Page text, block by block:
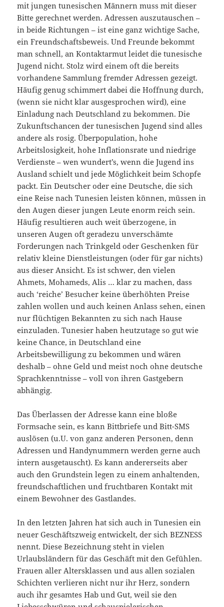
mit jungen tunesischen Männern muss mit dieser
Bitte gerechnet werden. Adressen auszutauschen –
in beide Richtungen – ist eine ganz wichtige Sache,
ein Freundschaftsbeweis. Und Freunde bekommt
man schnell, an Kontaktarmut leidet die tunesische
Jugend nicht. Stolz wird einem oft die bereits
vorhandene Sammlung fremder Adressen gezeigt.
Häufig genug schimmert dabei die Hoffnung durch,
(wenn sie nicht klar ausgesprochen wird), eine
Einladung nach Deutschland zu bekommen. Die
Zukunftschancen der tunesischen Jugend sind alles
andere als rosig. Überpopulation, hohe
Arbeitslosigkeit, hohe Inflationsrate und niedrige
Verdienste – wen wundert’s, wenn die Jugend ins
Ausland schielt und jede Möglichkeit beim Schopfe
packt. Ein Deutscher oder eine Deutsche, die sich
eine Reise nach Tunesien leisten können, müssen in
den Augen dieser jungen Leute enorm reich sein.
Häufig resultieren auch weit überzogene, in
unseren Augen oft geradezu unverschämte
Forderungen nach Trinkgeld oder Geschenken für
relativ kleine Dienstleistungen (oder für gar nichts)
aus dieser Ansicht. Es ist schwer, den vielen
Ahmets, Mohameds, Alis … klar zu machen, dass
auch ‘reiche’ Besucher keine überhöhten Preise
zahlen wollen und auch keinen Anlass sehen, einen
nur flüchtigen Bekannten zu sich nach Hause
einzuladen. Tunesier haben heutzutage so gut wie
keine Chance, in Deutschland eine
Arbeitsbewilligung zu bekommen und wären
deshalb – ohne Geld und meist noch ohne deutsche
Sprachkenntnisse – voll von ihren Gastgebern
abhängig.
Das Überlassen der Adresse kann eine bloße
Formsache sein, es kann Bittbriefe und Bitt-SMS
auslösen (u.U. von ganz anderen Personen, denn
Adressen und Handynummern werden gerne auch
intern ausgetauscht). Es kann andererseits aber
auch den Grundstein legen zu einem anhaltenden,
freundschaftlichen und fruchtbaren Kontakt mit
einem Bewohner des Gastlandes.
In den letzten Jahren hat sich auch in Tunesien ein
neuer Geschäftszweig entwickelt, der sich BEZNESS
nennt. Diese Bezeichnung steht in vielen
Urlaubsländern für das Geschäft mit den Gefühlen.
Frauen aller Altersklassen und aus allen sozialen
Schichten verlieren nicht nur ihr Herz, sondern
auch ihr gesamtes Hab und Gut, weil sie den